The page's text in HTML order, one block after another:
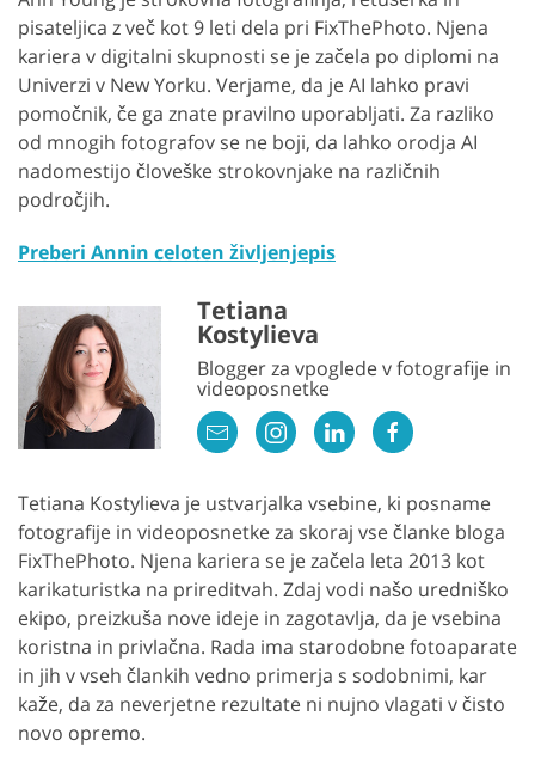
pisateljica z več kot 9 leti dela pri FixThePhoto. Njena
kariera v digitalni skupnosti se je začela po diplomi na
Univerzi v New Yorku. Verjame, da je AI lahko pravi
pomočnik, če ga znate pravilno uporabljati. Za razliko
od mnogih fotografov se ne boji, da lahko orodja AI
nadomestijo človeške strokovnjake na različnih
področjih.
Preberi Annin celoten življenjepis
Tetiana
Kostylieva
Blogger za vpoglede v fotografije in
videoposnetke
Tetiana Kostylieva je ustvarjalka vsebine, ki posname
fotografije in videoposnetke za skoraj vse članke bloga
FixThePhoto. Njena kariera se je začela leta 2013 kot
karikaturistka na prireditvah. Zdaj vodi našo uredniško
ekipo, preizkuša nove ideje in zagotavlja, da je vsebina
koristna in privlačna. Rada ima starodobne fotoaparate
in jih v vseh člankih vedno primerja s sodobnimi, kar
kaže, da za neverjetne rezultate ni nujno vlagati v čisto
novo opremo.